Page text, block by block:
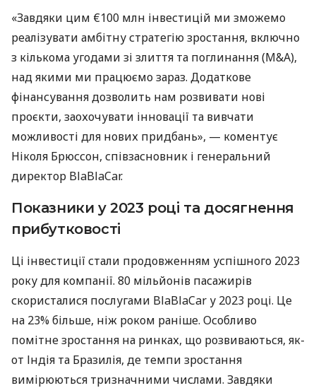
«Завдяки цим €100 млн інвестицій ми зможемо
реалізувати амбітну стратегію зростання, включно
з кількома угодами зі злиття та поглинання (M&A),
над якими ми працюємо зараз. Додаткове
фінансування дозволить нам розвивати нові
проєкти, заохочувати інновації та вивчати
можливості для нових придбань», — коментує
Ніколя Брюссон, співзасновник і генеральний
директор BlaBlaCar.
Показники у 2023 році та досягнення
прибутковості
Ці інвестиції стали продовженням успішного 2023
року для компанії. 80 мільйонів пасажирів
скористалися послугами BlaBlaCar у 2023 році. Це
на 23% більше, ніж роком раніше. Особливо
помітне зростання на ринках, що розвиваються, як-
от Індія та Бразилія, де темпи зростання
вимірюються тризначними числами. Завдяки